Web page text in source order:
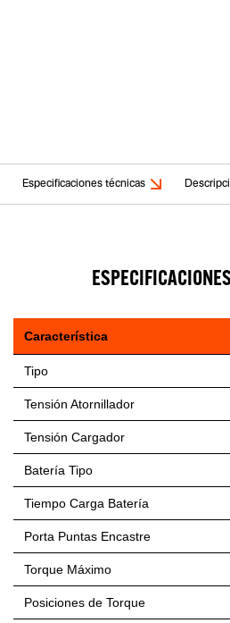
Especificaciones técnicas
Característica
Tipo
Tensión Atornillador
Tensión Cargador
Batería Tipo
Tiempo Carga Batería
Porta Puntas Encastre
Torque Máximo
Posiciones de Torque